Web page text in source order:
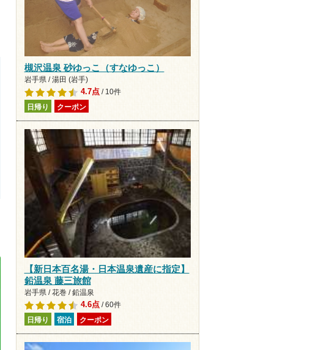
槻沢温泉 砂ゆっこ（すなゆっこ）
岩手県 / 湯田 (岩手)
4.7点/ 10件
日帰り クーポン
【新日本百名湯・日本温泉遺産に指定】
鉛温泉 藤三旅館
岩手県 / 花巻 / 鉛温泉
4.6点/ 60件
日帰り 宿泊 クーポン